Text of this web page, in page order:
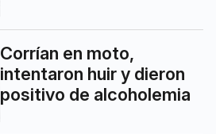
Corrían en moto,
intentaron huir y dieron
positivo de alcoholemia